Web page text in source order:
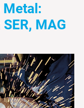
Metal:
MAG